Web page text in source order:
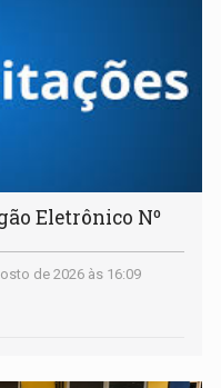
Eletrônico Nº
de 2026 às 16:09